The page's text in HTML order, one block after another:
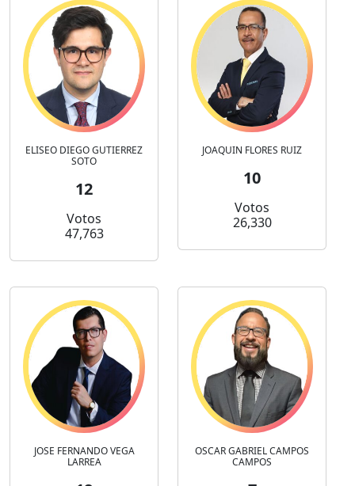
ELISEO DIEGO GUTIERREZ
SOTO
12
Votos
47,763
JOAQUIN FLORES RUIZ
10
Votos
26,330
JOSE FERNANDO VEGA
LARREA
OSCAR GABRIEL CAMPOS
CAMPOS